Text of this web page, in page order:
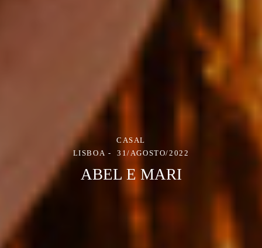
CASAL
LISBOA
31/AGOSTO/2022
ABEL E MARI